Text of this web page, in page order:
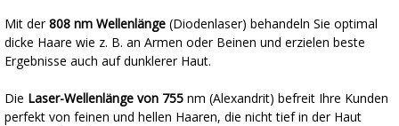
Mit der808 nm Wellenlänge (Diodenlaser) behandeln Sie optimal
dicke Haare wie z. B. an Armen oder Beinen und erzielen beste
Ergebnisse auch auf dunklerer Haut.
Die Laser-Wellenlänge von 755 nm (Alexandrit) befreit Ihre Kunden
perfekt von feinen und hellen Haaren, die nicht tief in der Haut